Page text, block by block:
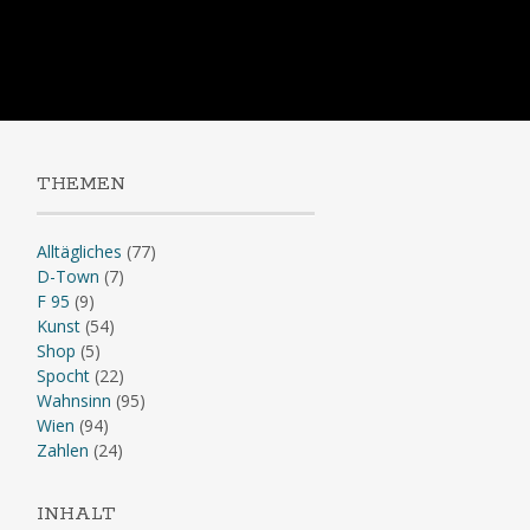
content
THEMEN
Alltägliches (77)
D-Town (7)
F 95 (9)
Kunst(54)
Shop (5)
Spocht(22)
Wahnsinn (95)
Wien (94)
Zahlen (24)
INHALT